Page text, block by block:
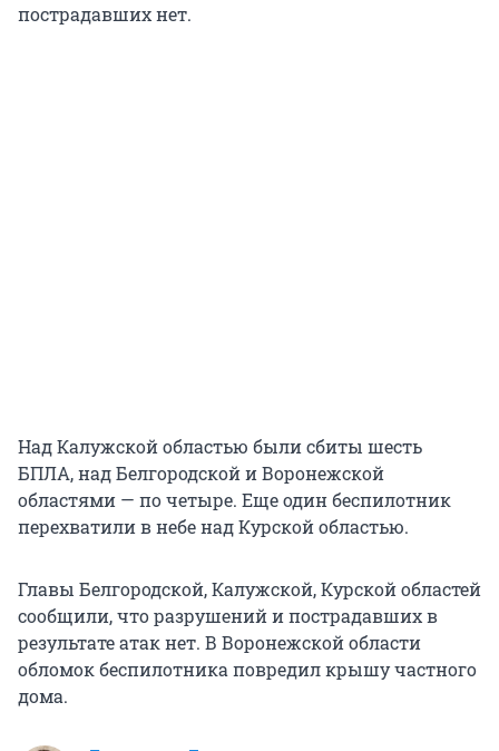
пострадавших нет.
Над Калужской областью были сбиты шесть
БПЛА, над Белгородской и Воронежской
областями — по четыре. Еще один беспилотник
перехватили в небе над Курской областью.
Главы Белгородской, Калужской, Курской областей
сообщили, что разрушений и пострадавших в
результате атак нет. В Воронежской области
обломок беспилотника повредил крышу частного
дома.